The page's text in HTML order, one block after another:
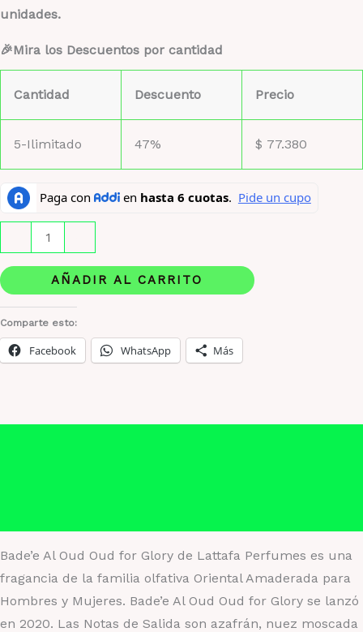
unidades.
🎉Mira los Descuentos por cantidad
Cantidad Descuento Precio
5-Ilimitado 47% $ 77.380
oud
for
glory
Estuche
1.1
cantidad
AÑADIR AL CARRITO
Comparte esto:
Facebook WhatsApp Más
Bade’e Al Oud Oud for Glory de Lattafa Perfumes es una
fragancia de la familia olfativa Oriental Amaderada para
Hombres y Mujeres. Bade’e Al Oud Oud for Glory se lanzó
en 2020. Las Notas de Salida son azafrán, nuez moscada